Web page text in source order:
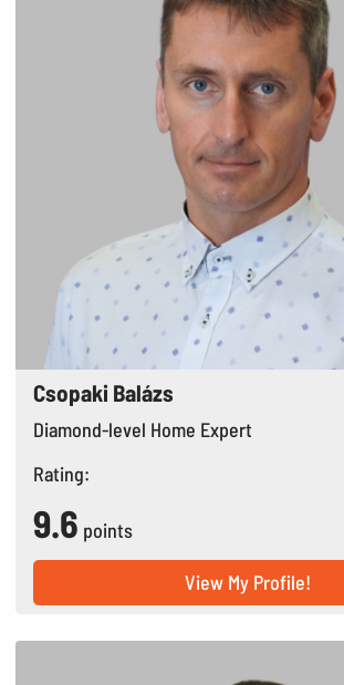
Csopaki Balázs
Diamond-level Home Expert
Rating:
9.6 points
View My Profile!